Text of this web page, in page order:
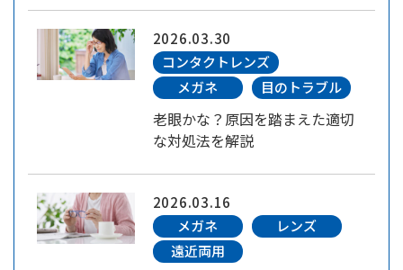
2026.03.30
コンタクトレンズ
メガネ
目のトラブル
老眼かな？原因を踏まえた適切
な対処法を解説
2026.03.16
メガネ
レンズ
遠近両用